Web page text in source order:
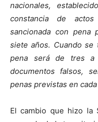
nacionales,
constancia de
sancionada con
siete años. Cuando se
pena será de tres
documentos falsos,
penas previstas en
El cambio que hizo la